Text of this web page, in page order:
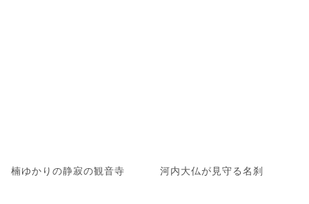
楠ゆかりの静寂の観音寺 河内大仏が見守る名刹